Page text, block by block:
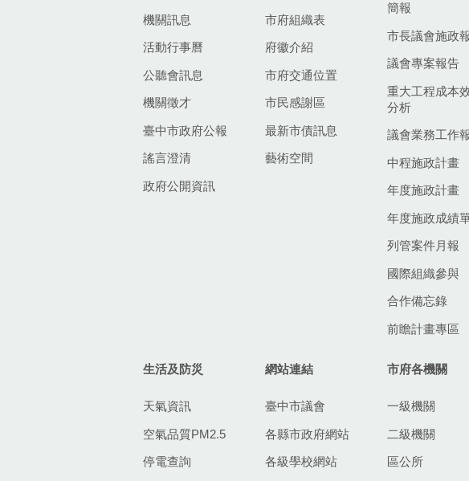
機關訊息
活動行事曆
公聽會訊息
機關徵才
臺中市政府公報
謠言澄清
政府公開資訊
市府組織表
府徽介紹
市府交通位置
市民感謝區
最新市債訊息
藝術空間
簡報
市長議會施政
議會專案報告
重大工程成本
分析
議會業務工作
中程施政計畫
年度施政計畫
年度施政成績
列管案件月報
國際組織參與
合作備忘錄
前瞻計畫專區
生活及防災
天氣資訊
空氣品質PM2.5
停電查詢
網站連結
臺中市議會
各縣市政府網站
各級學校網站
市府各機關
一級機關
二級機關
區公所